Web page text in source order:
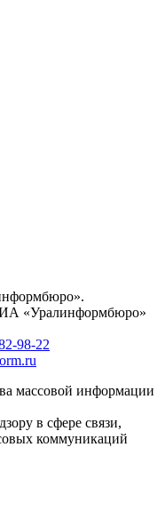
ИА «Уралинформбюро»
98-22
массовой информации
в сфере связи,
коммуникаций